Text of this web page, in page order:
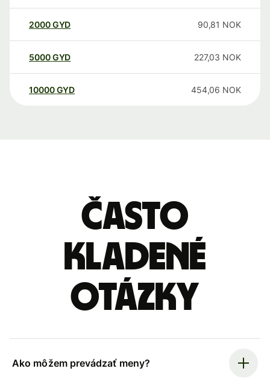
2000GYD 90,81 NOK
5000GYD 227,03 NOK
10000 GYD 454,06 NOK
Často
kladené
otázky
Ako môžem prevádzať meny?